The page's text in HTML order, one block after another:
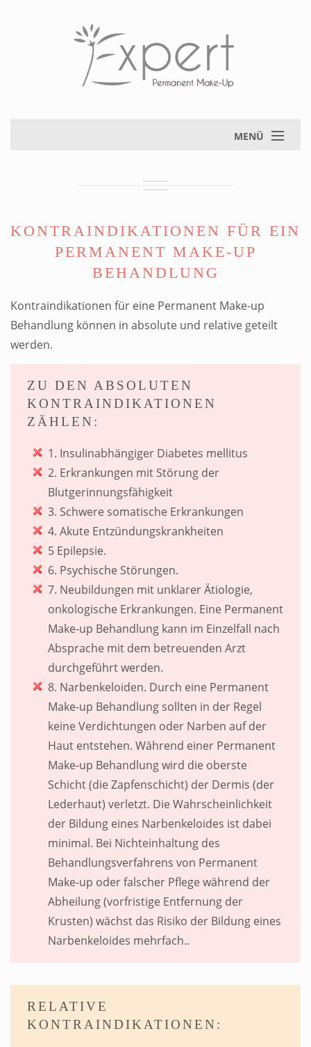
MENÜ
KONTRAINDIKATIONEN FÜR EIN
PERMANENT MAKE-UP
BEHANDLUNG
Kontraindikationen für eine Permanent Make-up
Behandlung können in absolute und relative geteilt
werden.
ZU DEN ABSOLUTEN
KONTRAINDIKATIONEN
ZÄHLEN:
1. Insulinabhängiger Diabetes mellitus
2. Erkrankungen mit Störung der
Blutgerinnungsfähigkeit
3. Schwere somatische Erkrankungen
4. Akute Entzündungskrankheiten
5 Epilepsie.
6. Psychische Störungen.
7. Neubildungen mit unklarer Ätiologie,
onkologische Erkrankungen. Eine Permanent
Make-up Behandlung kann im Einzelfall nach
Absprache mit dem betreuenden Arzt
durchgeführt werden.
8. Narbenkeloiden. Durch eine Permanent
Make-up Behandlung sollten in der Regel
keine Verdichtungen oder Narben auf der
Haut entstehen. Während einer Permanent
Make-up Behandlung wird die oberste
Schicht (die Zapfenschicht) der Dermis (der
Lederhaut) verletzt. Die Wahrscheinlichkeit
der Bildung eines Narbenkeloides ist dabei
minimal. Bei Nichteinhaltung des
Behandlungsverfahrens von Permanent
Make-up oder falscher Pflege während der
Abheilung (vorfristige Entfernung der
Krusten) wächst das Risiko der Bildung eines
Narbenkeloides mehrfach..
RELATIVE
KONTRAINDIKATIONEN: